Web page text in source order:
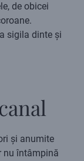
de obicei
sigila dinte și
și anumite
nu întâmpină